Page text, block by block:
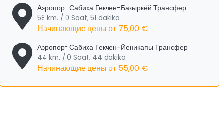
Аэропорт Сабиха Гекчен-Бакыркёй Трансфер
58 km. / 0 Saat, 51 dakika
Начинающие цены от 75,00 €
Аэропорт Сабиха Гекчен-Йеникапы Трансфер
44 km. / 0 Saat, 44 dakika
Начинающие цены от 55,00 €